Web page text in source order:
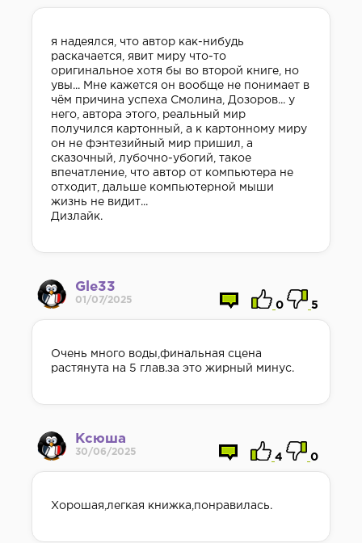
я надеялся, что автор как-нибудь
раскачается, явит миру что-то
оригинальное хотя бы во второй книге, но
увы... Мне кажется он вообще не понимает в
чём причина успеха Смолина, Дозоров... у
него, автора этого, реальный мир
получился картонный, а к картонному миру
он не фэнтезийный мир пришил, а
сказочный, лубочно-убогий, такое
впечатление, что автор от компьютера не
отходит, дальше компьютерной мыши
жизнь не видит...
Дизлайк.
Gle33
01/07/2025
0 5
Очень много воды,финальная сцена
растянута на 5 глав.за это жирный минус.
Ксюша
30/06/2025
4 0
Хорошая,легкая книжка,понравилась.